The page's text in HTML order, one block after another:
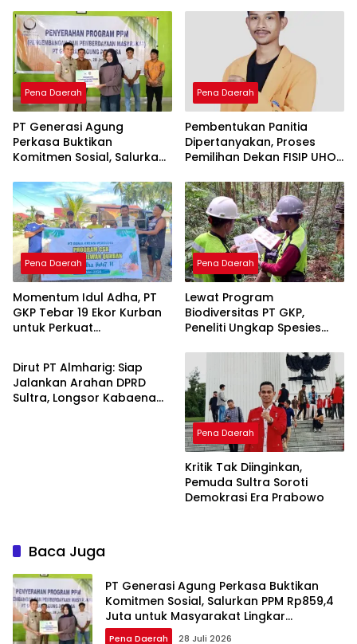
Pena Daerah
PT Generasi Agung
Perkasa Buktikan
Komitmen Sosial, Salurkan
Masyarakat Lingkar
Tambang
Pena Daerah
Pembentukan Panitia
Dipertanyakan, Proses
Pemilihan Dekan FISIP UHO
Pena Daerah
Momentum Idul Adha, PT
GKP Tebar 19 Ekor Kurban
untuk Perkuat
Pena Daerah
Lewat Program
Biodiversitas PT GKP,
Peneliti Ungkap Spesies
Pena Daerah
Dirut PT Almharig: Siap
Jalankan Arahan DPRD
Sultra, Longsor Kabaena
Pena Daerah
Kritik Tak Diinginkan,
Pemuda Sultra Soroti
Demokrasi Era Prabowo
Baca Juga
PT Generasi Agung Perkasa Buktikan
Komitmen Sosial, Salurkan PPM Rp859,4
Juta untuk Masyarakat Lingkar
Tambang
Pena Daerah 28 Juli 2026